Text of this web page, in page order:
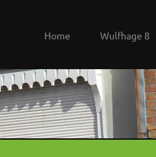
Home Wulfhage 8